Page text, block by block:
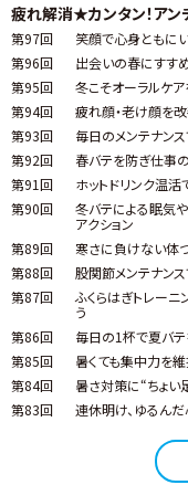
疲れ解消★カンタン！アン
第97回 笑顔で心身ともに
第96回
出会いの春にすす
第95回
冬こそオーラルケ
第94回
疲れ顔・老け顔を
第93回
毎日のメンテナンス
第92回
春バテを防ぎ仕事
第91回
ホットドリンク温活
第90回
冬バテによる眠気
アクション
第89回 寒さに負けない体
第88回
股関節メンテナン
第87回
ふくらはぎトレー
う
第86回 毎日の1杯で夏バテ
第85回
暑くても集中力を
第84回
暑さ対策に“ちょい
第83回
連休明け、ゆるん